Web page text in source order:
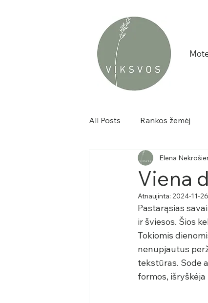
All Posts Rankos žemėj
Viena
Elena
Atnaujinta: 2024-11-26
Pastarąsias
ir šviesos. Šios
Tokiomis
nenupjautus
tekstūras. Sode
formos,